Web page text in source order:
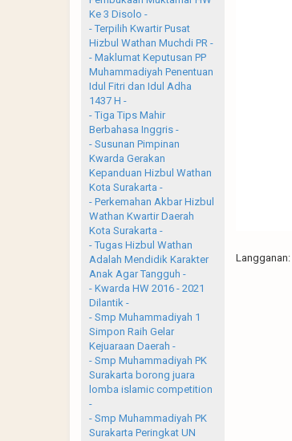
Langganan:
Ke 3 Disolo -
- Terpilih Kwartir Pusat
Hizbul Wathan Muchdi PR -
- Maklumat Keputusan PP
Muhammadiyah Penentuan
Idul Fitri dan Idul Adha
1437 H -
- Tiga Tips Mahir
Berbahasa Inggris -
- Susunan Pimpinan
Kwarda Gerakan
Kepanduan Hizbul Wathan
Kota Surakarta -
- Perkemahan Akbar Hizbul
Wathan Kwartir Daerah
Kota Surakarta -
- Tugas Hizbul Wathan
Adalah Mendidik Karakter
Anak Agar Tangguh -
- Kwarda HW 2016 - 2021
Dilantik -
- Smp Muhammadiyah 1
Simpon Raih Gelar
Kejuaraan Daerah -
- Smp Muhammadiyah PK
Surakarta borong juara
lomba islamic competition
-
- Smp Muhammadiyah PK
Surakarta Peringkat UN